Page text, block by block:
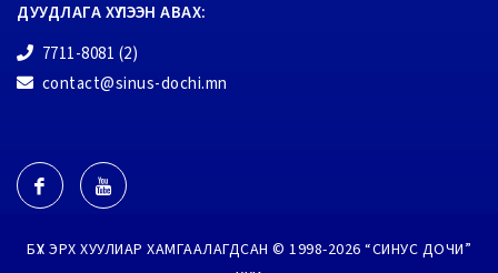
ДУУДЛАГА ХҮЛЭЭН АВАХ:
7711-8081 (2)
contact@sinus-dochi.mn
БҮХ ЭРХ ХУУЛИАР ХАМГААЛАГДСАН © 1998-2026 “СИНУС ДОЧИ”